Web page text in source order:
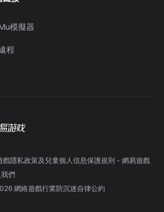
模擬器
程
戲隱私政策及兒童個人信息保護規則 - 網易遊戲
們
網絡遊戲行業防沉迷自律公約